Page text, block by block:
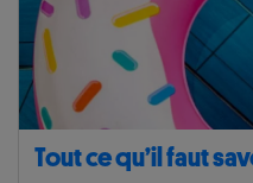
Tout ce qu’il faut